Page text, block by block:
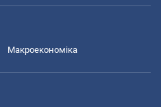
Макроекономіка